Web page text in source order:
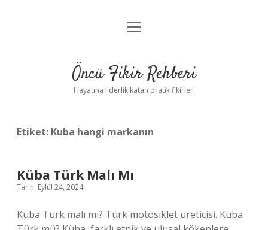
Anasayfa
Yasal Uyarı
menüyü
Öncü Fikir Rehberi
Hayatına liderlik katan pratik fikirler!
Etiket: Kuba hangi markanın
Küba Türk Malı Mı
Tarih: Eylül 24, 2024
Kuba Türk malı mı? Türk motosiklet üreticisi. Küba